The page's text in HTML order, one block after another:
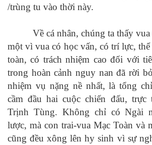
/trùng tu vào thời này.
Về cá nhân, chúng ta thấy vua
một vì vua có học vấn, có trí lực,
toàn, có trách nhiệm cao đối với
trong hoàn cảnh nguy nan đã rời
nhiệm vụ nặng nề nhất, là tổng
cầm đầu hai cuộc chiến đấu,
Trịnh Tùng. Không chỉ có Ngài
lược, mà con trai-vua Mạc Toàn và
cũng đều xông lên hy sinh vì sự